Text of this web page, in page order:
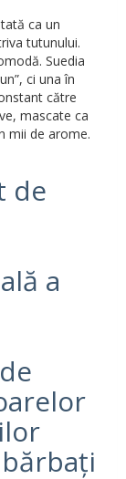
ca un
tutunului.
Suedia
ci una în
către
mascate ca
mii de arome.
de
a